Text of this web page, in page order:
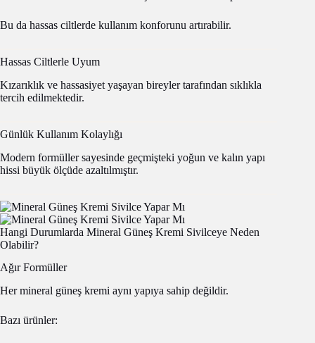
Bu da hassas ciltlerde kullanım konforunu artırabilir.
Hassas Ciltlerle Uyum
Kızarıklık ve hassasiyet yaşayan bireyler tarafından sıklıkla
tercih edilmektedir.
Günlük Kullanım Kolaylığı
Modern formüller sayesinde geçmişteki yoğun ve kalın yapı
hissi büyük ölçüde azaltılmıştır.
Hangi Durumlarda Mineral Güneş Kremi Sivilceye Neden
Olabilir?
Ağır Formüller
Her mineral güneş kremi aynı yapıya sahip değildir.
Bazı ürünler: